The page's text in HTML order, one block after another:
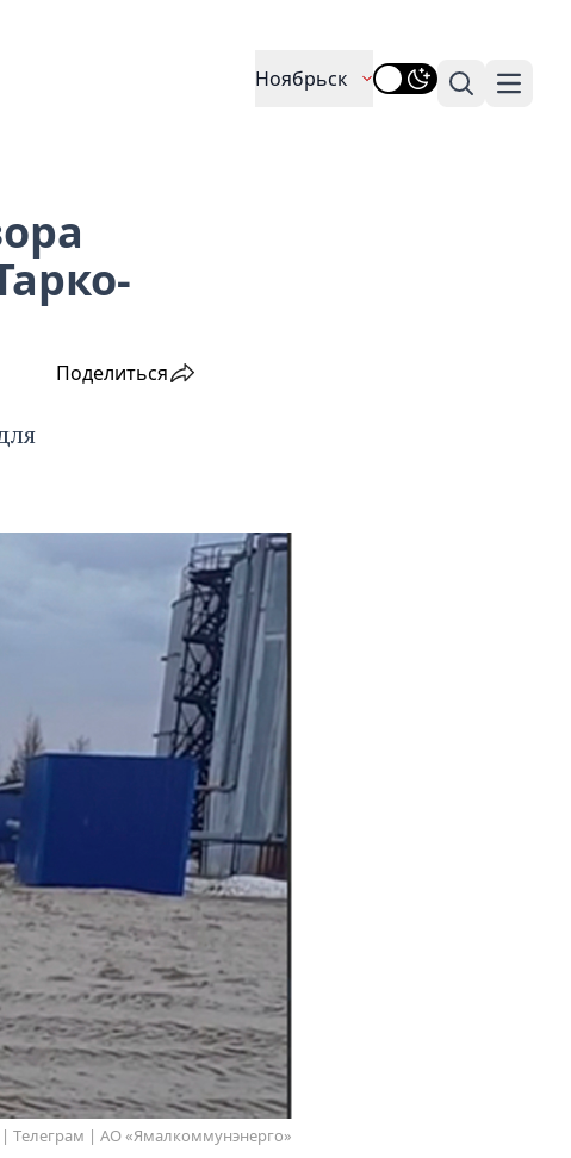
Ноябрьск
Поиск
Поделиться
| Tелеграм | АО «Ямалкоммунэнерго»